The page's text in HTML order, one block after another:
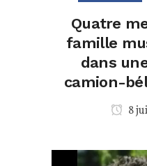
Quatre
famille
dans
camion-
8